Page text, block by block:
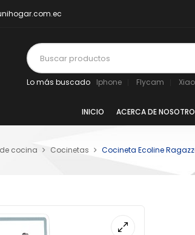
Lo más buscado Iphone Flycam
INICIO ACERCA DE
cocina Cocinetas Cocineta Ecoline